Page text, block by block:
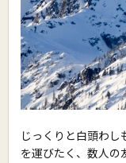
じっくりと白頭わ
を運びたく、数人の